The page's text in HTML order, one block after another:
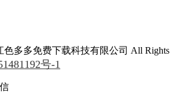
色多多免费下载科技有限公司 All Rights
号-1